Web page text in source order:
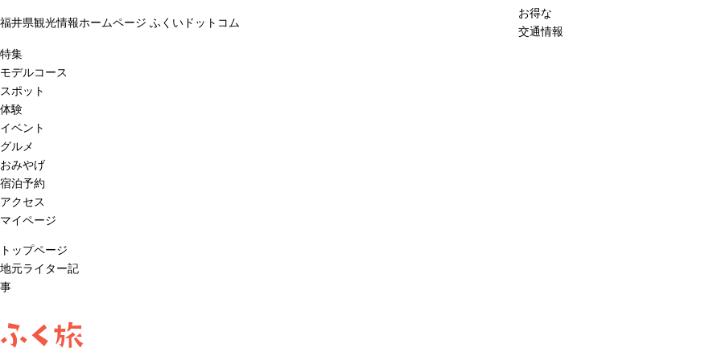
福井県観光情報ホームページ ふくいドットコム
お得な
交通情報
特集
モデルコース
スポット
体験
イベント
グルメ
おみやげ
宿泊予約
アクセス
マイページ
トップページ
地元ライター記
事
く旅